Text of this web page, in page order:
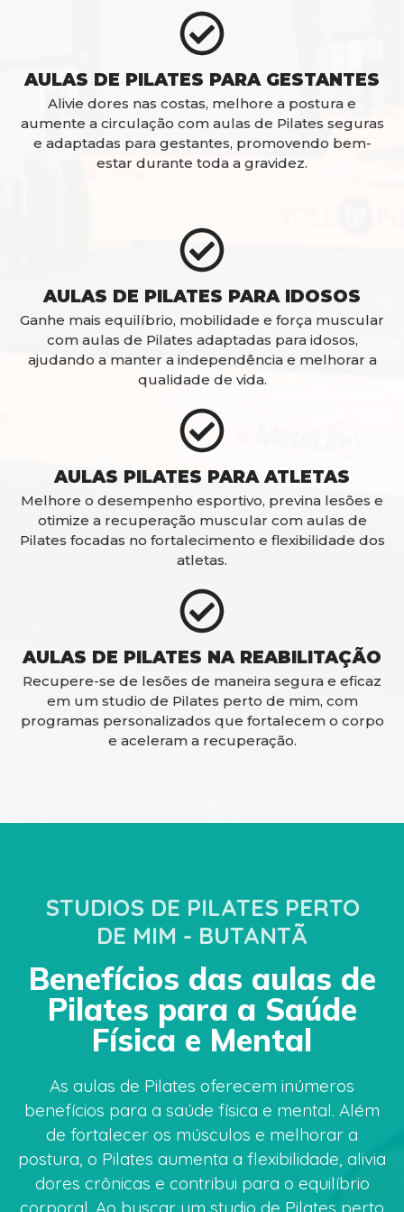
AULAS DE PILATES PARA GESTANTES
Alivie dores nas costas, melhore a postura e
aumente a circulação com aulas de Pilates seguras
e adaptadas para gestantes, promovendo bem-
estar durante toda a gravidez.
AULAS DE PILATES PARA IDOSOS
Ganhe mais equilíbrio, mobilidade e força muscular
com aulas de Pilates adaptadas para idosos,
ajudando a manter a independência e melhorar a
qualidade de vida.
AULAS PILATES PARA ATLETAS
Melhore o desempenho esportivo, previna lesões e
otimize a recuperação muscular com aulas de
Pilates focadas no fortalecimento e flexibilidade dos
atletas.
AULAS DE PILATES NA REABILITAÇÃO
Recupere-se de lesões de maneira segura e eficaz
em um studio de Pilates perto de mim, com
programas personalizados que fortalecem o corpo
e aceleram a recuperação.
STUDIOS DE PILATES PERTO
DE MIM - BUTANTÃ
Benefícios das aulas de
Pilates para a Saúde
Física e Mental
As aulas de Pilates oferecem inúmeros
benefícios para a saúde física e mental. Além
de fortalecer os músculos e melhorar a
postura, o Pilates aumenta a flexibilidade, alivia
dores crônicas e contribui para o equilíbrio
corporal. Ao buscar um studio de Pilates perto